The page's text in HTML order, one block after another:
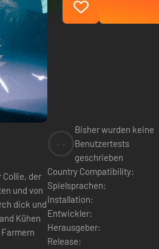
und von
dick und
Bisher wurden keine
Benutzertests
geschrieben
Country Compatibility:
Spielsprachen:
Installation:
Entwickler:
Herausgeber:
Release: